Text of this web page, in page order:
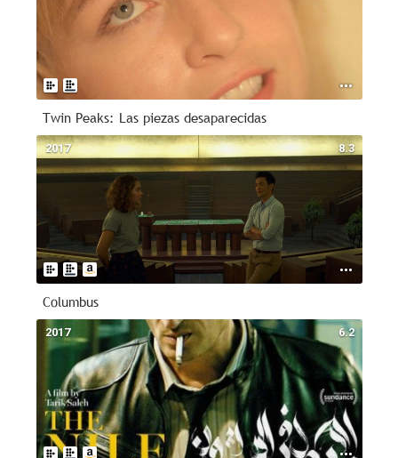
Twin Peaks: Las piezas desaparecidas
8.3
2017
Columbus
6.2
2017